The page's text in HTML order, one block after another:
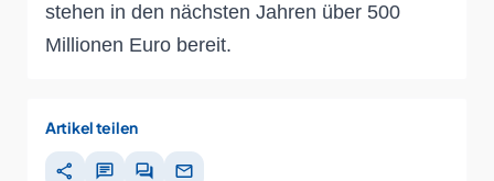
stehen in den nächsten Jahren über 500
Millionen Euro bereit.
Artikel teilen
share chat forum mail